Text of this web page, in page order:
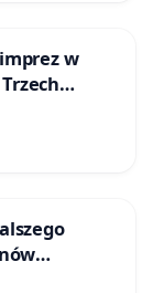
w
oraz